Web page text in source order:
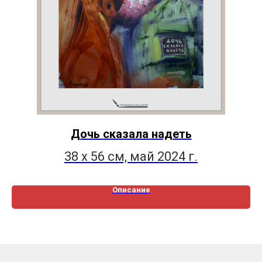
Дочь сказала надеть
38 х 56 см, май 2024 г.
Описание